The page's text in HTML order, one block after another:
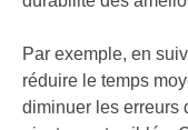
Par exemple, en
réduire le temps
diminuer les erreurs